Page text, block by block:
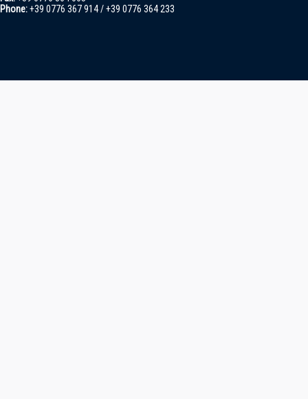
Phone:+39 0776 367 914 / +39 0776 364 233